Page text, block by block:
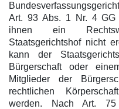
Art. 93 Abs. 1 Nr. 4 GG
ihnen ein
Staatsgerichtshof nicht
kann der
Bürgerschaft oder
Mitglieder der
rechtlichen
werden. Nach Art.